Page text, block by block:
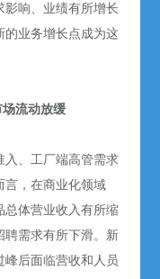
影响、业绩有所增长
的业务增长点成为这
流动放缓
入、工厂端高管需求
言，在商业化领域
总体营业收入有所缩
聘需求有所下滑。新
峰后面临营收和人员